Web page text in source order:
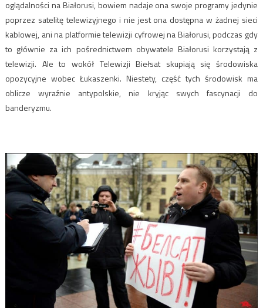
oglądalności na Białorusi, bowiem nadaje ona swoje programy jedynie
poprzez satelitę telewizyjnego i nie jest ona dostępna w żadnej sieci
kablowej, ani na platformie telewizji cyfrowej na Białorusi, podczas gdy
to głównie za ich pośrednictwem obywatele Białorusi korzystają z
telewizji. Ale to wokół Telewizji Biełsat skupiają się środowiska
opozycyjne wobec Łukaszenki. Niestety, część tych środowisk ma
oblicze wyraźnie antypolskie, nie kryjąc swych fascynacji do
banderyzmu.